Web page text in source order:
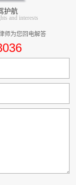
护航
and interests
师为您回电解答